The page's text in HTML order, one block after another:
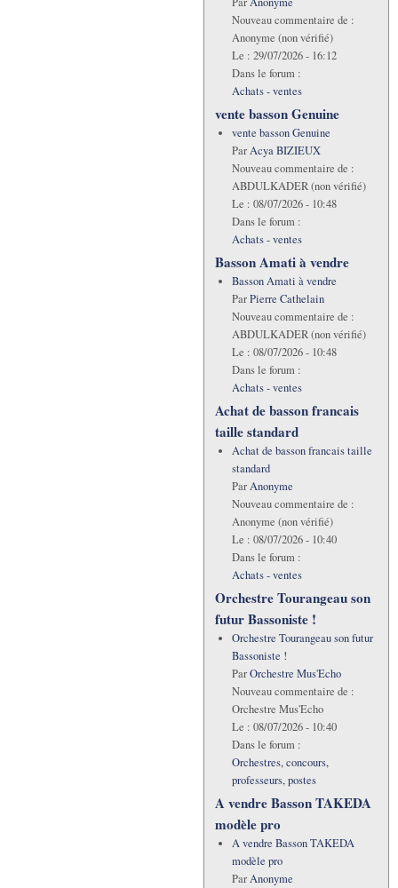
Nouveau commentaire de :
Anonyme (non vérifié)
Le : 29/07/2026 - 16:12
Dans le forum :
Achats - ventes
vente basson Genuine
vente basson Genuine
ParAcya BIZIEUX
Nouveau commentaire de :
ABDULKADER (non vérifié)
Le : 08/07/2026 - 10:48
Dans le forum :
Achats - ventes
Basson Amati à vendre
Basson Amati à vendre
ParPierre Cathelain
Nouveau commentaire de :
ABDULKADER (non vérifié)
Le : 08/07/2026 - 10:48
Dans le forum :
Achats - ventes
Achat de basson francais
taille standard
Achat de basson francais taille
standard
ParAnonyme
Nouveau commentaire de :
Anonyme (non vérifié)
Le : 08/07/2026 - 10:40
Dans le forum :
Achats - ventes
Orchestre Tourangeau son
futur Bassoniste !
Orchestre Tourangeau son futur
Bassoniste !
ParOrchestre Mus'Echo
Nouveau commentaire de :
Orchestre Mus'Echo
Le : 08/07/2026 - 10:40
Dans le forum :
Orchestres, concours,
professeurs, postes
A vendre Basson TAKEDA
modèle pro
A vendre Basson TAKEDA
modèle pro
ParAnonyme